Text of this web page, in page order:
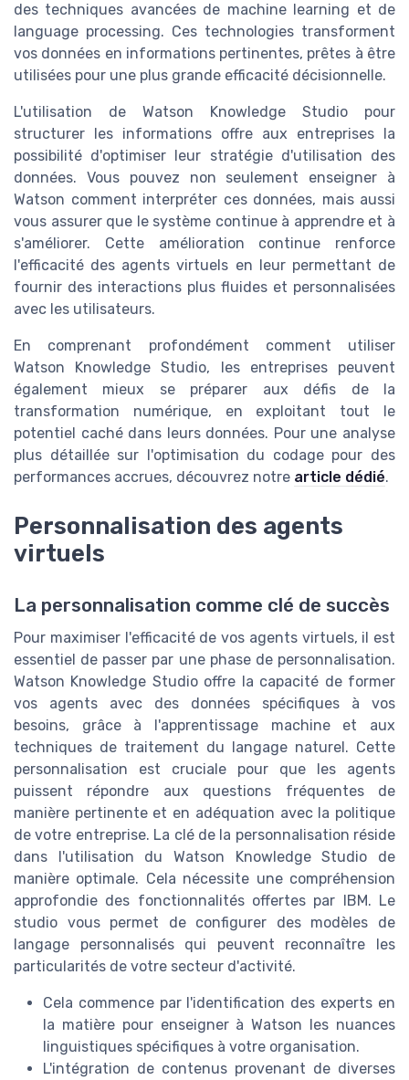
des techniques avancées de machine learning et de
language processing. Ces technologies transforment
vos données en informations pertinentes, prêtes à être
utilisées pour une plus grande efficacité décisionnelle.
L'utilisation de Watson Knowledge Studio pour
structurer les informations offre aux entreprises la
possibilité d'optimiser leur stratégie d'utilisation des
données. Vous pouvez non seulement enseigner à
Watson comment interpréter ces données, mais aussi
vous assurer que le système continue à apprendre et à
s'améliorer. Cette amélioration continue renforce
l'efficacité des agents virtuels en leur permettant de
fournir des interactions plus fluides et personnalisées
avec les utilisateurs.
En comprenant profondément comment utiliser
Watson Knowledge Studio, les entreprises peuvent
également mieux se préparer aux défis de la
transformation numérique, en exploitant tout le
potentiel caché dans leurs données. Pour une analyse
plus détaillée sur l'optimisation du codage pour des
performances accrues, découvrez notre article dédié.
Personnalisation des agents
virtuels
La personnalisation comme clé de succès
Pour maximiser l'efficacité de vos agents virtuels, il est
essentiel de passer par une phase de personnalisation.
Watson Knowledge Studio offre la capacité de former
vos agents avec des données spécifiques à vos
besoins, grâce à l'apprentissage machine et aux
techniques de traitement du langage naturel. Cette
personnalisation est cruciale pour que les agents
puissent répondre aux questions fréquentes de
manière pertinente et en adéquation avec la politique
de votre entreprise. La clé de la personnalisation réside
dans l'utilisation du Watson Knowledge Studio de
manière optimale. Cela nécessite une compréhension
approfondie des fonctionnalités offertes par IBM. Le
studio vous permet de configurer des modèles de
langage personnalisés qui peuvent reconnaître les
particularités de votre secteur d'activité.
Cela commence par l'identification des experts en
la matière pour enseigner à Watson les nuances
linguistiques spécifiques à votre organisation.
L'intégration de contenus provenant de diverses